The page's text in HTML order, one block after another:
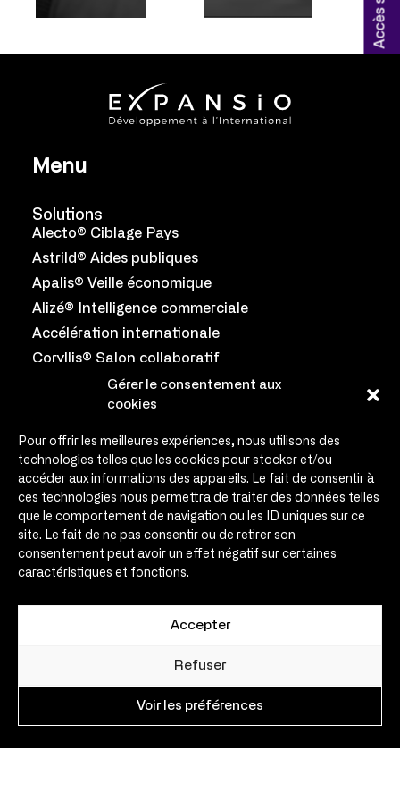
Gérer le consentement aux
cookies
Pour offrir les meilleures expériences, nous utilisons des
technologies telles que les cookies pour stocker et/ou
accéder aux informations des appareils. Le fait de consentir à
ces technologies nous permettra de traiter des données telles
que le comportement de navigation ou les ID uniques sur ce
site. Le fait de ne pas consentir ou de retirer son
consentement peut avoir un effet négatif sur certaines
caractéristiques et fonctions.
Accepter
Refuser
Voir les préférences
Menu
Solutions
Alecto® Ciblage Pays
Astrild® Aides publiques
Apalis® Veille économique
Alizé® Intelligence commerciale
Accélération internationale
Coryllis® Salon collaboratif
Témoignages
Infos & médias
Agenda
Contact
Contact
contact@expansio.eu
sur les réseaux sociaux